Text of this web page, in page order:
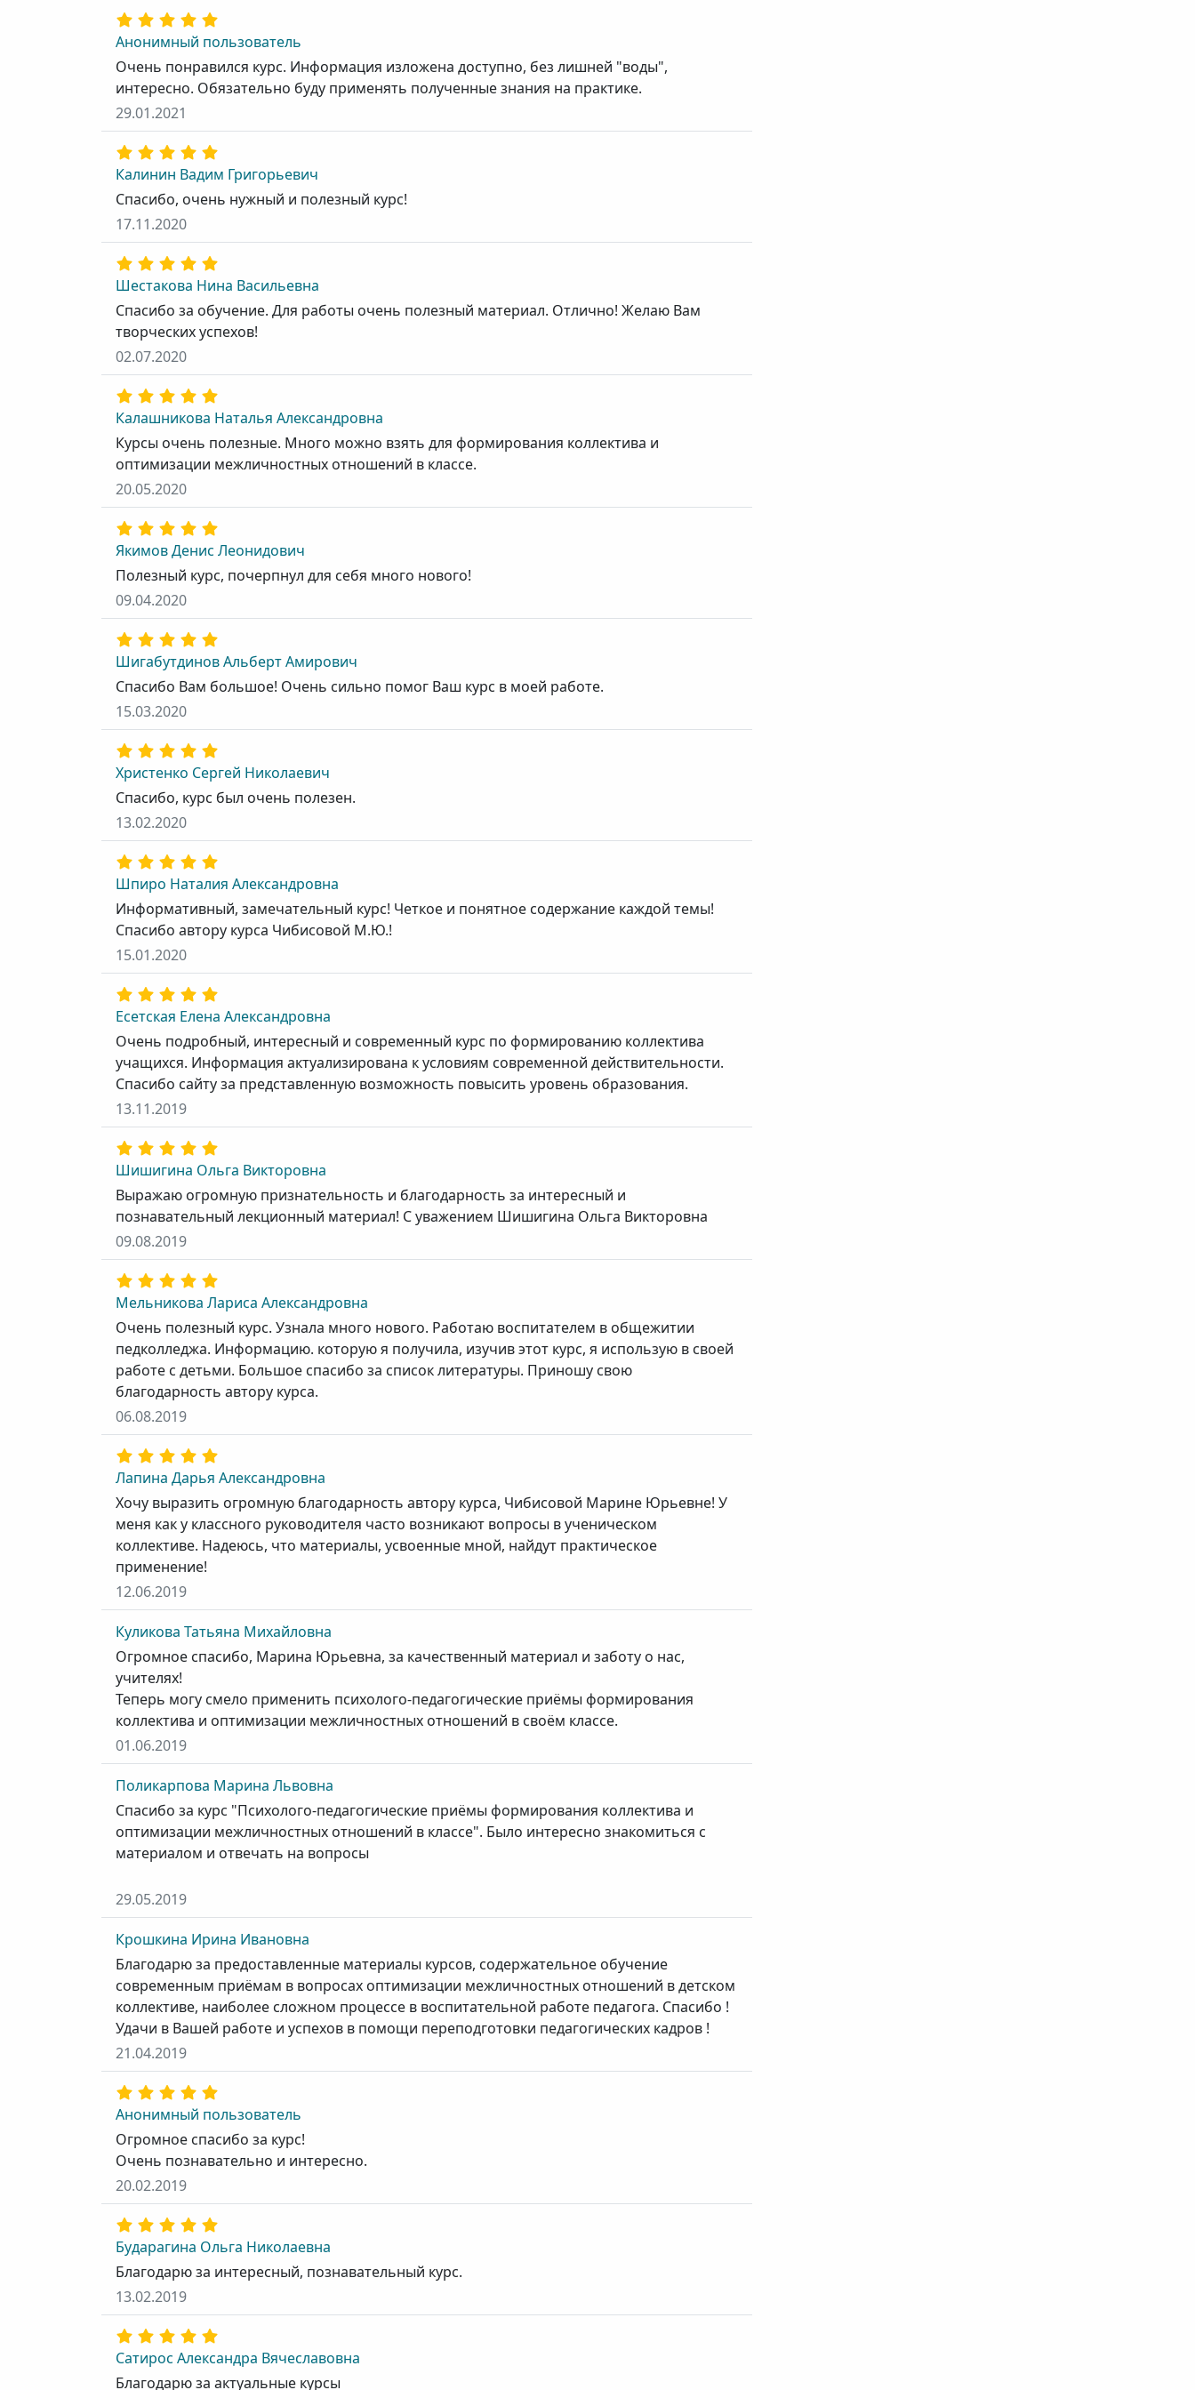
Анонимный пользователь
Очень понравился курс. Информация изложена доступно, без лишней "воды",
интересно. Обязательно буду применять полученные знания на практике.
29.01.2021
Калинин Вадим Григорьевич
Спасибо, очень нужный и полезный курс!
17.11.2020
Шестакова Нина Васильевна
Спасибо за обучение. Для работы очень полезный материал. Отлично! Желаю Вам
творческих успехов!
02.07.2020
Калашникова Наталья Александровна
Курсы очень полезные. Много можно взять для формирования коллектива и
оптимизации межличностных отношений в классе.
20.05.2020
Якимов Денис Леонидович
Полезный курс, почерпнул для себя много нового!
09.04.2020
Шигабутдинов Альберт Амирович
Спасибо Вам большое! Очень сильно помог Ваш курс в моей работе.
15.03.2020
Христенко Сергей Николаевич
Спасибо, курс был очень полезен.
13.02.2020
Шпиро Наталия Александровна
Информативный, замечательный курс! Четкое и понятное содержание каждой темы!
Спасибо автору курса Чибисовой М.Ю.!
15.01.2020
Есетская Елена Александровна
Очень подробный, интересный и современный курс по формированию коллектива
учащихся. Информация актуализирована к условиям современной действительности.
Спасибо сайту за представленную возможность повысить уровень образования.
13.11.2019
Шишигина Ольга Викторовна
Выражаю огромную признательность и благодарность за интересный и
познавательный лекционный материал! С уважением Шишигина Ольга Викторовна
09.08.2019
Мельникова Лариса Александровна
Очень полезный курс. Узнала много нового. Работаю воспитателем в общежитии
педколледжа. Информацию. которую я получила, изучив этот курс, я использую в своей
работе с детьми. Большое спасибо за список литературы. Приношу свою
благодарность автору курса.
06.08.2019
Лапина Дарья Александровна
Хочу выразить огромную благодарность автору курса, Чибисовой Марине Юрьевне! У
меня как у классного руководителя часто возникают вопросы в ученическом
коллективе. Надеюсь, что материалы, усвоенные мной, найдут практическое
применение!
12.06.2019
Куликова Татьяна Михайловна
Огромное спасибо, Марина Юрьевна, за качественный материал и заботу о нас,
учителях!
Теперь могу смело применить психолого-педагогические приёмы формирования
коллектива и оптимизации межличностных отношений в своём классе.
01.06.2019
Поликарпова Марина Львовна
Спасибо за курс "Психолого-педагогические приёмы формирования коллектива и
оптимизации межличностных отношений в классе". Было интересно знакомиться с
материалом и отвечать на вопросы
29.05.2019
Крошкина Ирина Ивановна
Благодарю за предоставленные материалы курсов, содержательное обучение
современным приёмам в вопросах оптимизации межличностных отношений в детском
коллективе, наиболее сложном процессе в воспитательной работе педагога. Спасибо !
Удачи в Вашей работе и успехов в помощи переподготовки педагогических кадров !
21.04.2019
Анонимный пользователь
Огромное спасибо за курс!
Очень познавательно и интересно.
20.02.2019
Бударагина Ольга Николаевна
Благодарю за интересный, познавательный курс.
13.02.2019
Сатирос Александра Вячеславовна
Благодарю за актуальные курсы